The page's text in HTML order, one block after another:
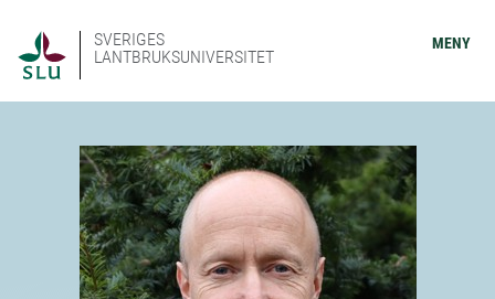
SVERIGES
LANTBRUKSUNIVERSITET
MENY